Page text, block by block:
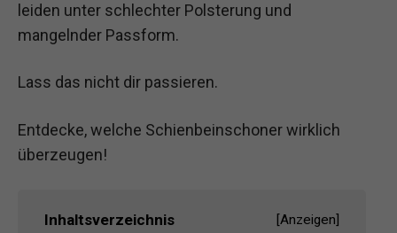
leiden unter schlechter Polsterung und
mangelnder Passform.
Lass das nicht dir passieren.
Entdecke, welche Schienbeinschoner wirklich
überzeugen!
Inhaltsverzeichnis [Anzeigen]